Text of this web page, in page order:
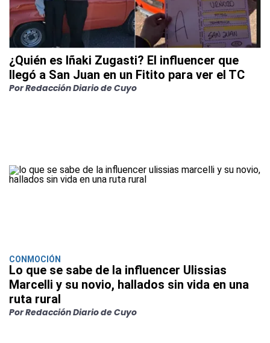
¿Quién es Iñaki Zugasti? El influencer que
llegó a San Juan en un Fitito para ver el TC
Por Redacción Diario de Cuyo
CONMOCIÓN
Lo que se sabe de la influencer Ulissias
Marcelli y su novio, hallados sin vida en una
ruta rural
Por Redacción Diario de Cuyo